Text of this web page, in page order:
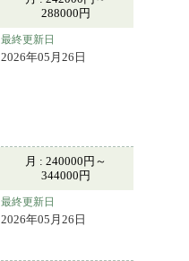
288000円
最終更新日
2026年05月26日
月 : 240000円～
344000円
最終更新日
2026年05月26日